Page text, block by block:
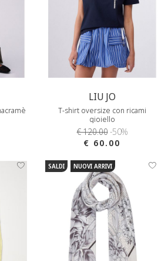
LIU JO
T-shirt oversize con ricami
gioiello
€ 120.00-50%
€ 60.00
SALDI NUOVI ARRIVI